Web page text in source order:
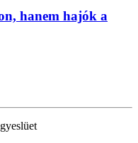
hanem hajók a